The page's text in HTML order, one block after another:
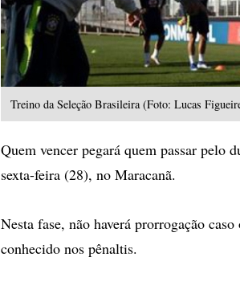
Treino da Seleção Brasileira (Foto: Lucas
Quem vencer pegará quem passar pelo
sexta-feira (28), no Maracanã.
Nesta fase, não haverá prorrogação
conhecido nos pênaltis.